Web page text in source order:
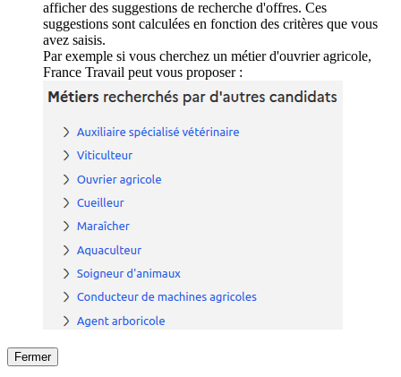
afficher des suggestions de recherche d'offres. Ces
suggestions sont calculées en fonction des critères que vous
avez saisis.
Par exemple si vous cherchez un métier d'ouvrier agricole,
France Travail peut vous proposer :
Fermer